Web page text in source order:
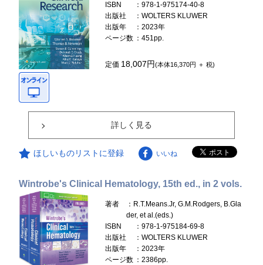
ISBN
：978-1-975174-40-8
出版社
：WOLTERS KLUWER
出版年
：2023年
ページ数 ：451pp.
定価 18,007円(本体16,370円 ＋ 税)
詳しく見る
ほしいものリストに登録 いいね
Wintrobe's Clinical Hematology, 15th ed., in 2 vols.
著者
：R.T.Means.Jr, G.M.Rodgers, B.Gla
der, et al.(eds.)
ISBN
：978-1-975184-69-8
出版社
：WOLTERS KLUWER
出版年
：2023年
ページ数 ：2386pp.